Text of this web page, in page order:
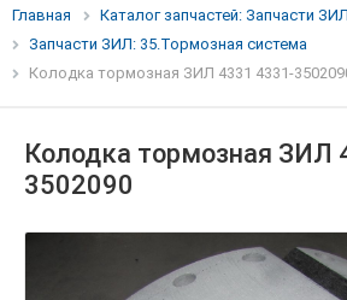
Главная
Каталог запчастей: Запчасти ЗИЛ
Запчасти ЗИЛ: 35.Тормозная система
Колодка тормозная ЗИЛ 4331 4331-
Колодка тормозная ЗИЛ
3502090